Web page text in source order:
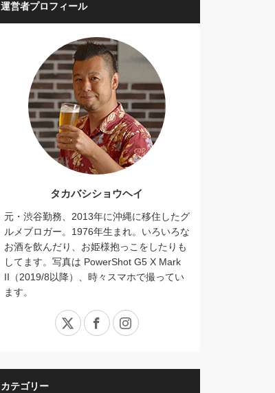
運営者プロフィール
タカバシショウヘイ
元・渋谷勤務、2013年に沖縄に移住したグ
ルメブロガー。1976年生まれ。いろいろな
お酒を飲んだり、お姫様抱っこをしたりも
してます。写真は PowerShot G5 X Mark
II（2019/8以降）、時々スマホで撮ってい
ます。
X FacebookInstagram
カテゴリー